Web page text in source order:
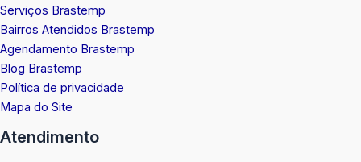
Serviços Brastemp
Bairros Atendidos Brastemp
Agendamento Brastemp
Blog Brastemp
Política de privacidade
Mapa do Site
Atendimento